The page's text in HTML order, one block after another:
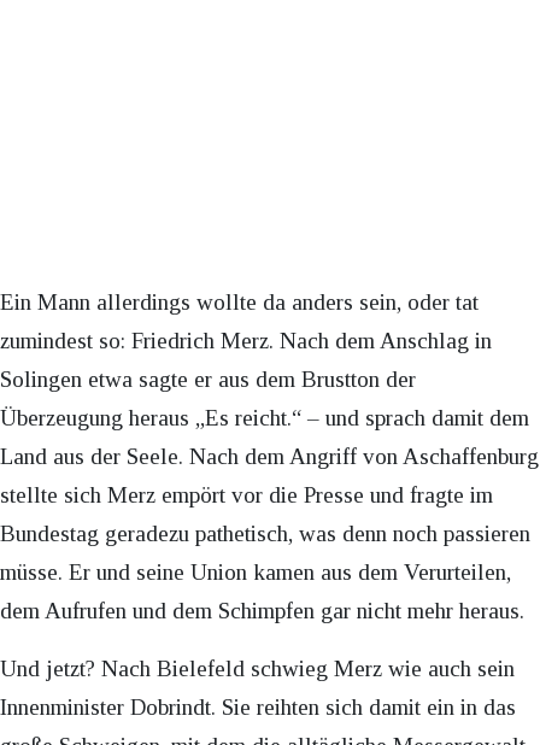
Ein Mann allerdings wollte da anders sein, oder tat
zumindest so: Friedrich Merz. Nach dem Anschlag in
Solingen etwa sagte er aus dem Brustton der
Überzeugung heraus „Es reicht.“ – und sprach damit dem
Land aus der Seele. Nach dem Angriff von Aschaffenburg
stellte sich Merz empört vor die Presse und fragte im
Bundestag geradezu pathetisch, was denn noch passieren
müsse. Er und seine Union kamen aus dem Verurteilen,
dem Aufrufen und dem Schimpfen gar nicht mehr heraus.
Und jetzt? Nach Bielefeld schwieg Merz wie auch sein
Innenminister Dobrindt. Sie reihten sich damit ein in das